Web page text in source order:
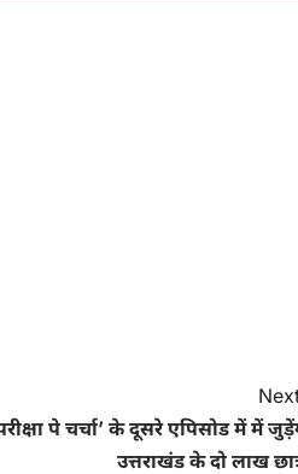
पे चर्चा’ के दूसरे एपिसोड में में
उत्तराखंड के दो लाख